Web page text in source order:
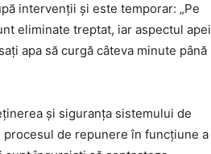
intervenții și este temporar: „Pe
eliminate treptat, iar aspectul apei
apa să curgă câteva minute până
și siguranța sistemului de
de repunere în funcțiune a